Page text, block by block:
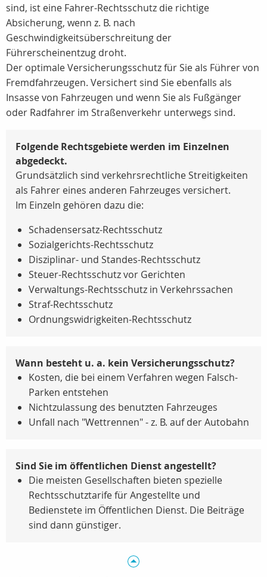
sind, ist eine Fahrer-Rechtsschutz die richtige
Absicherung, wenn z. B. nach
Geschwindigkeitsüberschreitung der
Führerscheinentzug droht.
Der optimale Versicherungsschutz für Sie als Führer von
Fremdfahrzeugen. Versichert sind Sie ebenfalls als
Insasse von Fahrzeugen und wenn Sie als Fußgänger
oder Radfahrer im Straßenverkehr unterwegs sind.
Folgende Rechtsgebiete werden im Einzelnen
abgedeckt.
Grundsätzlich sind verkehrsrechtliche Streitigkeiten
als Fahrer eines anderen Fahrzeuges versichert.
Im Einzeln gehören dazu die:
Schadensersatz-Rechtsschutz
Sozialgerichts-Rechtsschutz
Disziplinar- und Standes-Rechtsschutz
Steuer-Rechtsschutz vor Gerichten
Verwaltungs-Rechtsschutz in Verkehrssachen
Straf-Rechtsschutz
Ordnungswidrigkeiten-Rechtsschutz
Wann besteht u. a. kein Versicherungsschutz?
Kosten, die bei einem Verfahren wegen Falsch-
Parken entstehen
Nichtzulassung des benutzten Fahrzeuges
Unfall nach "Wettrennen" - z. B. auf der Autobahn
Sind Sie im öffentlichen Dienst angestellt?
Die meisten Gesellschaften bieten spezielle
Rechtsschutztarife für Angestellte und
Bedienstete im Öffentlichen Dienst. Die Beiträge
sind dann günstiger.